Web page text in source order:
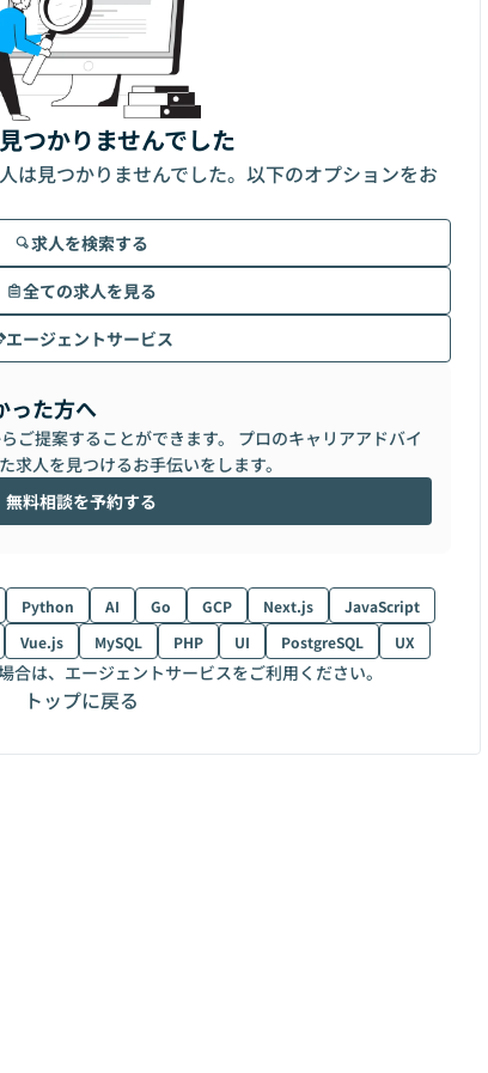
つかりませんでした
は見つかりませんでした。以下のオプションをお
求人を検索する
全ての求人を見る
エージェントサービス
った方へ
ご提案することができます。 プロのキャリアアドバイ
人を見つけるお手伝いをします。
無料相談を予約する
Python AI Go GCP Next.js
JavaScript
Vue.js MySQL PHP UI PostgreSQL UX
合は、エージェントサービスをご利用ください。
トップに戻る